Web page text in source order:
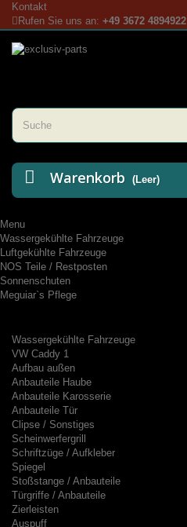
Kontakt
Rufen Sie uns an: +49 3672 4894922
Warenkorb (Leer)
Menu
Wassergekühlte Fahrzeuge
Luftgekühlte Fahrzeuge
NOS Teile / Restposten
Sonnenschuten
Meguiar`s Pflege
Wassergekühlte Fahrzeuge
VW Caddy 1
Aufbau außen
Anbauteile Haube
Anbauteile Karosserie
Anbauteile Tür
Clipse / Sonstiges
Scheinwerfergrill
Schriftzüge / Aufkleber
Spiegel
Stoßstange / Anbauteile
Türgriffe / Anbauteile
Zierleisten
Auspuff